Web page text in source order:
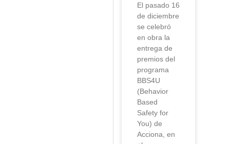
El pasado 16
de diciembre
se celebró
en obra la
entrega de
premios del
programa
BBS4U
(Behavior
Based
Safety for
You) de
Acciona, en